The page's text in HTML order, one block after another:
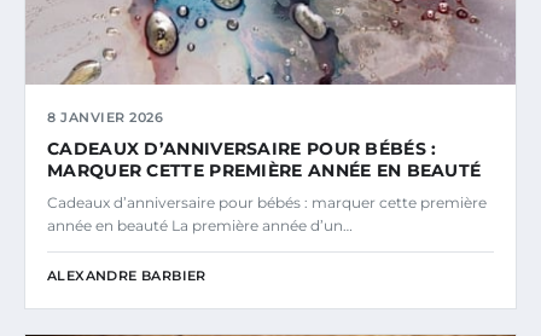
8 JANVIER 2026
CADEAUX D’ANNIVERSAIRE POUR BÉBÉS :
MARQUER CETTE PREMIÈRE ANNÉE EN BEAUTÉ
Cadeaux d’anniversaire pour bébés : marquer cette première
année en beauté La première année d’un…
ALEXANDRE BARBIER